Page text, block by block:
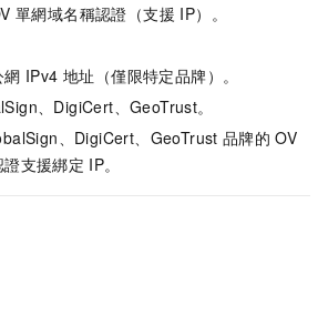
單網域名稱認證（支援 IP）。
網 IPv4 地址（僅限特定品牌）。
、DigiCert、GeoTrust。
、DigiCert、GeoTrust 品牌的 OV
證支援綁定 IP。